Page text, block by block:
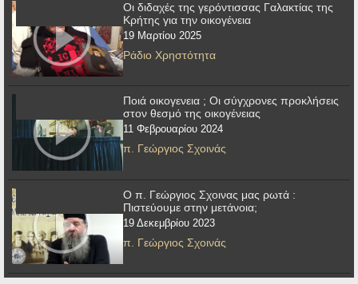
Οι διδαχές της γερόντισσας Γαλακτίας της
Κρήτης για την οικογένεια
19 Μαρτίου 2025
Ράδιο Χρηστότητα
Ποιά οικογενεια ; Οι σύγχρονες προκλήσεις
στον θεσμό της οικογένειας
11 Φεβρουαρίου 2024
π. Γεώργιος Σχοινάς
Ο π. Γεώργιος Σχοινας μας ρωτά :
Πιστεύουμε στην μετάνοια;
19 Δεκεμβρίου 2023
π. Γεώργιος Σχοινάς